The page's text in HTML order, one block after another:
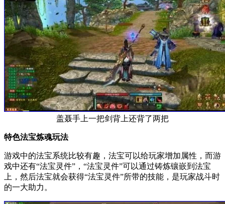
盖聂手上一把剑背上还背了两把
特色法宝炼魂玩法
游戏中的法宝系统比较有趣，法宝可以给玩家增加属性，而游
戏中还有“法宝灵件”，“法宝灵件”可以通过铸炼镶嵌到法宝
上，然后法宝就会获得“法宝灵件”所带的技能，是玩家战斗时
的一大助力。